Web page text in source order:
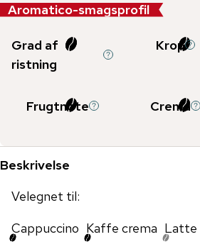
Aromatico-smagsprofil
Grad af
ristning
Krop
Frugtnote Crema
Beskrivelse
Velegnet til:
Cappuccino Kaffe crema Latte